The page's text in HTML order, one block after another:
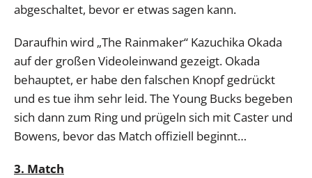
abgeschaltet, bevor er etwas sagen kann.
Daraufhin wird „The Rainmaker“ Kazuchika Okada
auf der großen Videoleinwand gezeigt. Okada
behauptet, er habe den falschen Knopf gedrückt
und es tue ihm sehr leid. The Young Bucks begeben
sich dann zum Ring und prügeln sich mit Caster und
Bowens, bevor das Match offiziell beginnt…
3. Match